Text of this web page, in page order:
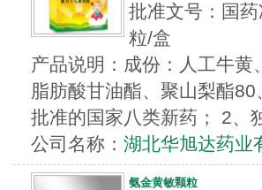
批准文号：国
粒/盒
产品说明：成份：人工牛
脂肪酸甘油酯、聚山梨酯
批准的国家八类新药； 2、
公司名称： 湖北华旭达药业
氨金黄敏颗粒